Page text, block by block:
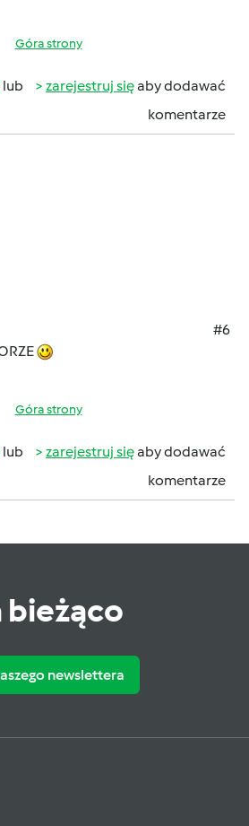
Góra strony
lub zarejestruj sięaby dodawać
komentarze
#6
Góra strony
lub zarejestruj sięaby dodawać
komentarze
bieżąco
newslettera